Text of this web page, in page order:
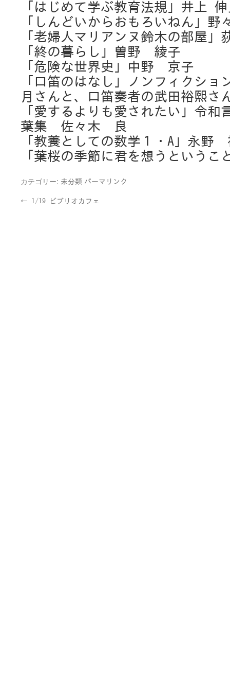
「はじめて学ぶ教育法規」井上
「しんどいからおもろいねん」
「老婦人マリアンヌ鈴木の部屋
「終の暮らし」曽野 綾子
「危険な世界史」中野 京子
「口笛のはなし」ノンフィクショ
月さんと、口笛奏者の武田裕煕さ
「愛するよりも愛されたい」令
葉集 佐々木 良
「教養としての数学１・A」永野
「葉桜の季節に君を想うという
カテゴリー: 未分類 パーマリンク
← 1/19 ビブリオカフェ